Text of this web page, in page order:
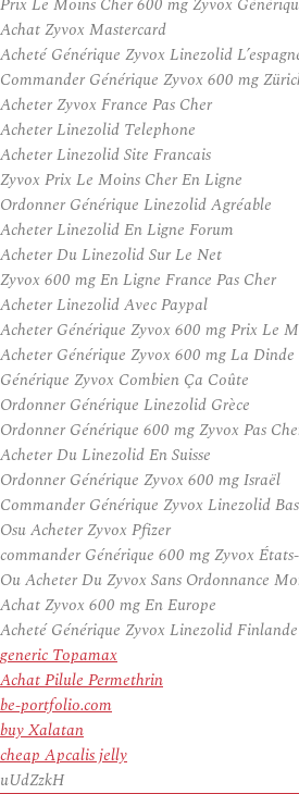
Achat Zyvox Mastercard
Acheté Générique Zyvox Linezolid
Commander Générique Zyvox 600 mg
Acheter Zyvox France Pas Cher
Acheter Linezolid Telephone
Acheter Linezolid Site Francais
Zyvox Prix Le Moins Cher En Ligne
Ordonner Générique Linezolid Agréable
Acheter Linezolid En Ligne Forum
Acheter Du Linezolid Sur Le Net
Zyvox 600 mg En Ligne France Pas Cher
Acheter Linezolid Avec Paypal
Acheter Générique Zyvox 600 mg Prix Le
Acheter Générique Zyvox 600 mg La Dinde
Générique Zyvox Combien Ça Coûte
Ordonner Générique Linezolid Grèce
Ordonner Générique 600 mg Zyvox Pas
Acheter Du Linezolid En Suisse
Ordonner Générique Zyvox 600 mg Israël
Commander Générique Zyvox Linezolid
Osu Acheter Zyvox Pfizer
commander Générique 600 mg Zyvox
Ou Acheter Du Zyvox Sans Ordonnance
Achat Zyvox 600 mg En Europe
Acheté Générique Zyvox Linezolid Finlande
generic Topamax
Achat Pilule Permethrin
be-portfolio.com
buy Xalatan
cheap Apcalis jelly
uUdZzkH